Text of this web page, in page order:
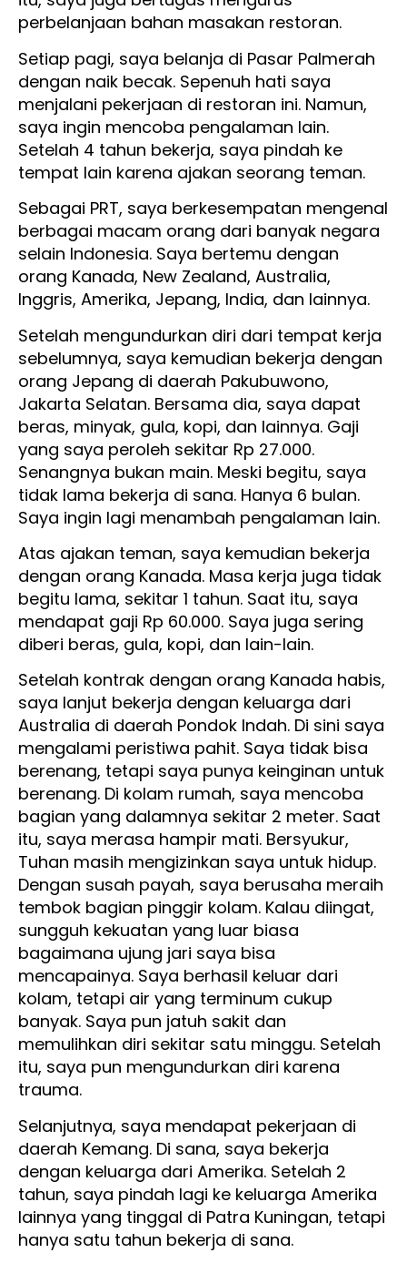
perbelanjaan bahan masakan restoran.
Setiap pagi, saya belanja di Pasar Palmerah
dengan naik becak. Sepenuh hati saya
menjalani pekerjaan di restoran ini. Namun,
saya ingin mencoba pengalaman lain.
Setelah 4 tahun bekerja, saya pindah ke
tempat lain karena ajakan seorang teman.
Sebagai PRT, saya berkesempatan mengenal
berbagai macam orang dari banyak negara
selain Indonesia. Saya bertemu dengan
orang Kanada, New Zealand, Australia,
Inggris, Amerika, Jepang, India, dan lainnya.
Setelah mengundurkan diri dari tempat kerja
sebelumnya, saya kemudian bekerja dengan
orang Jepang di daerah Pakubuwono,
Jakarta Selatan. Bersama dia, saya dapat
beras, minyak, gula, kopi, dan lainnya. Gaji
yang saya peroleh sekitar Rp 27.000.
Senangnya bukan main. Meski begitu, saya
tidak lama bekerja di sana. Hanya 6 bulan.
Saya ingin lagi menambah pengalaman lain.
Atas ajakan teman, saya kemudian bekerja
dengan orang Kanada. Masa kerja juga tidak
begitu lama, sekitar 1 tahun. Saat itu, saya
mendapat gaji Rp 60.000. Saya juga sering
diberi beras, gula, kopi, dan lain-lain.
Setelah kontrak dengan orang Kanada habis,
saya lanjut bekerja dengan keluarga dari
Australia di daerah Pondok Indah. Di sini saya
mengalami peristiwa pahit. Saya tidak bisa
berenang, tetapi saya punya keinginan untuk
berenang. Di kolam rumah, saya mencoba
bagian yang dalamnya sekitar 2 meter. Saat
itu, saya merasa hampir mati. Bersyukur,
Tuhan masih mengizinkan saya untuk hidup.
Dengan susah payah, saya berusaha meraih
tembok bagian pinggir kolam. Kalau diingat,
sungguh kekuatan yang luar biasa
bagaimana ujung jari saya bisa
mencapainya. Saya berhasil keluar dari
kolam, tetapi air yang terminum cukup
banyak. Saya pun jatuh sakit dan
memulihkan diri sekitar satu minggu. Setelah
itu, saya pun mengundurkan diri karena
trauma.
Selanjutnya, saya mendapat pekerjaan di
daerah Kemang. Di sana, saya bekerja
dengan keluarga dari Amerika. Setelah 2
tahun, saya pindah lagi ke keluarga Amerika
lainnya yang tinggal di Patra Kuningan, tetapi
hanya satu tahun bekerja di sana.